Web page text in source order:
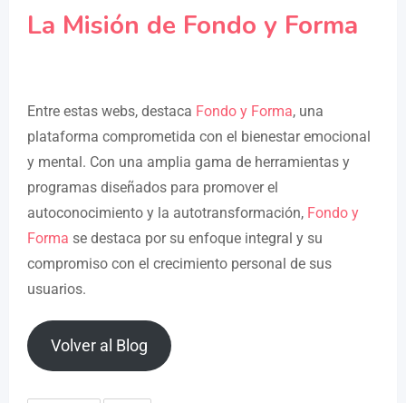
La Misión de Fondo y Forma
Entre estas webs, destaca Fondo y Forma, una
plataforma comprometida con el bienestar emocional
y mental. Con una amplia gama de herramientas y
programas diseñados para promover el
autoconocimiento y la autotransformación, Fondo y
Forma se destaca por su enfoque integral y su
compromiso con el crecimiento personal de sus
usuarios.
Volver al Blog